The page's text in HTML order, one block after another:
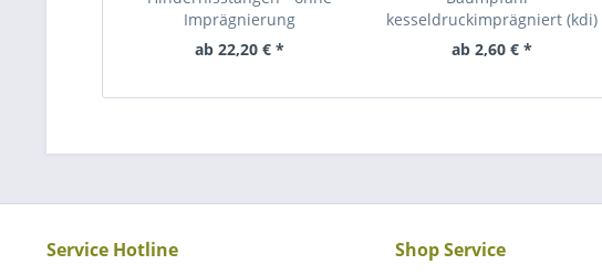
Imprägnierung
ab 22,20 € *
kesseldruckimprägniert (kdi)
ab 2,60 € *
Service Hotline Shop Service